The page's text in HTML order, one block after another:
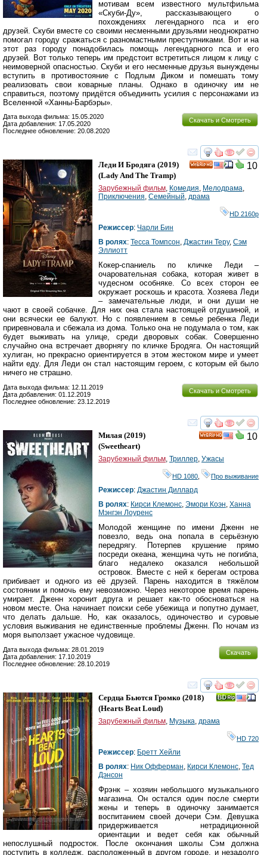
мотивам всем известного мультфильма
«Скуби-Ду», рассказывающего о
похождениях легендарного пса и его
друзей. Скуби вместе со своими несменными друзьями неоднократно
помогал городу сражаться с разномастными преступниками. Вот и на
этот раз городу понадобилась помощь легендарного пса и его
друзей. Вот только теперь им предстоит встретиться лицом к лицу с
неимоверной опасностью. Скуби и его несменные друзья вынуждены
вступить в противостояние с Подлым Диком и помешать тому
реализовать свои коварные планы. Однако в одиночку им не
справиться, поэтому придётся объединить усилия с персонажами из
Вселенной «Ханны-Барбэры».
Скачать и Смотреть
Дата выхода фильма: 15.05.2020
Дата добавления: 17.05.2020
Последнее обновление: 20.08.2020
смотреть
10
Леди И Бродяга (2019)
(Lady And The Tramp)
Зарубежный фильм, Комедия, Мелодрама,
Приключения, Семейный, драма
HD 2160р
Режиссер: Чарли Бин
В ролях: Тесса Томпсон, Джастин Теру, Сэм
Эллиотт
Кокер-спаниель по кличке Леди –
очаровательная собака, которая живет в
чудесном особняке. Со всех сторон ее
окружает роскошь и красота. Хозяева Леди
– замечательные люди, и они души не
чают в своей собачке. Для них она стала настоящей отдушиной, и
они всячески ее балуют. Но с появлением в семье ребенка Леди
приревновала и сбежала из дома. Только она не подумала о том, как
будет выживать на улице, среди дворовых собак. Совершенно
случайно она встречает дворнягу по кличке Бродяга. Он настоящий
хулиган, но прекрасно ориентируется в этом жестоком мире и умеет
найти еду. Для Леди он стал настоящим героем, с которым ей было
ничего не страшно.
Скачать и Смотреть
Дата выхода фильма: 12.11.2019
Дата добавления: 01.12.2019
Последнее обновление: 23.12.2019
смотреть
10
Милая (2019)
(Sweetheart)
Зарубежный фильм, Триллер, Ужасы
HD 1080 Про выживание
Режиссер: Джастин Диллард
В ролях: Кирси Клемонс, Эмори Коэн, Ханна
Мэнгэн Лоуренс
Молодой женщине по имени Дженн не
повезло, ведь она попала в серьёзную
передрягу. Потерпев крушение прямо
посреди океана, женщина чуть не погибла,
благо недалеко оказался небольшой
островок. Вместе с ней к берегам острова
прибивает и одного из её друзей. Парень находится в тяжёлом
состоянии и помочь ему невозможно. Через некоторое время парень
умирает. Дженн хоронит друга и решает как-то обосноваться на
новом месте. Она начинает поиски себе убежища и попутно думает,
что делать дальше. Но, как оказалось, одиночество и суровые
условия выживания не единственные проблемы Дженн. По ночам из
моря выползает ужасное чудовище.
Скачать
Дата выхода фильма: 28.01.2019
Дата добавления: 17.10.2019
Последнее обновление: 28.10.2019
смотреть
Сердца Бьются Громко (2018)
(Hearts Beat Loud)
Зарубежный фильм, Музыка, драма
HD 720
Режиссер: Бретт Хейли
В ролях: Ник Офферман, Кирси Клемонс, Тед
Дэнсон
Фрэнк – хозяин небольшого музыкального
магазина. Он остался один после смерти
жены и теперь в одиночку занимается
воспитанием своей дочери Сэм. Девушка
придерживается нетрадиционной
ориентации и ведет себя как обычный
непослушный подросток. После окончания школы Сэм должна
поступить в колледж, расположенный в другом городе, и незадолго